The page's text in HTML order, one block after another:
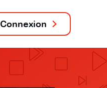
Connexion